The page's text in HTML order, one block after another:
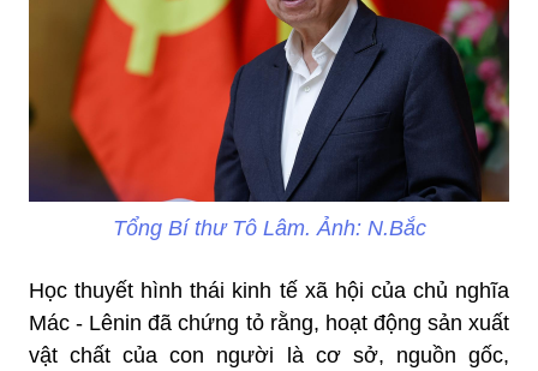
Tổng Bí thư Tô Lâm. Ảnh: N.Bắc
Học thuyết hình thái kinh tế xã hội của chủ nghĩa
Mác - Lênin đã chứng tỏ rằng, hoạt động sản xuất
vật chất của con người là cơ sở, nguồn gốc,